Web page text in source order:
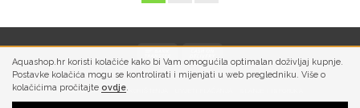
Aquashop.hr koristi kolačiće kako bi Vam omogućila optimalan doživljaj kupnje.
Postavke kolačića mogu se kontrolirati i mijenjati u web pregledniku. Više o
kolačićima pročitajte ovdje
PRIVATNOST UVJETI KORIŠTENJA